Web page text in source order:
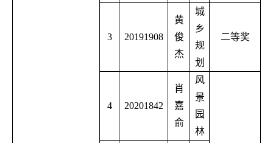
3 20191908
黄
俊
杰
城
乡
规
划
二等奖
4 20201842
肖
嘉
俞
风
景
园
林